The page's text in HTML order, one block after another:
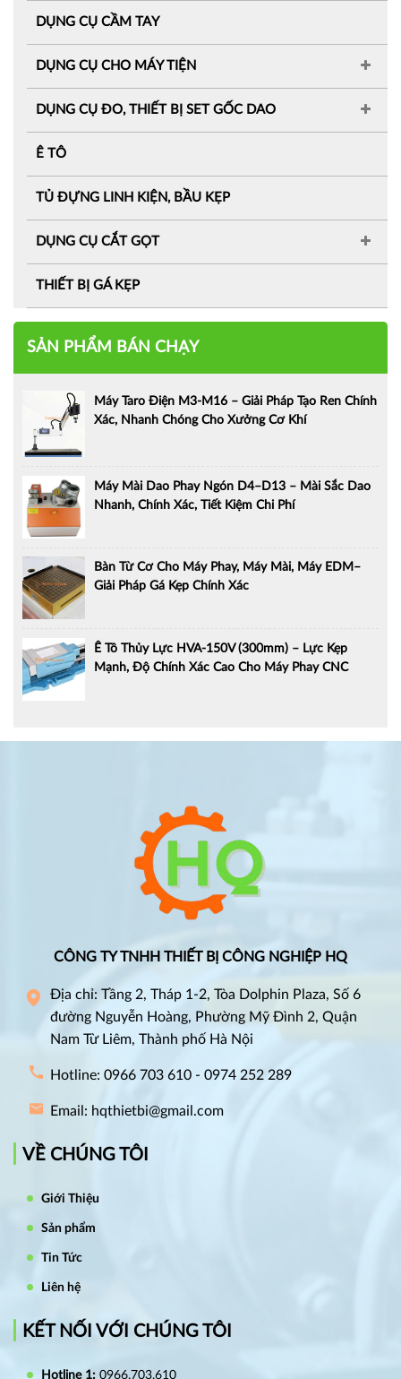
DỤNG CỤ CẦM TAY
DỤNG CỤ CHO MÁY TIỆN
DỤNG CỤ ĐO, THIẾT BỊ SET GỐC DAO
Ê TÔ
TỦ ĐỰNG LINH KIỆN, BẦU KẸP
DỤNG CỤ CẮT GỌT
THIẾT BỊ GÁ KẸP
SẢN PHẨM BÁN CHẠY
Máy Taro Điện M3-M16 – Giải Pháp Tạo Ren Chính
Xác, Nhanh Chóng Cho Xưởng Cơ Khí
Máy Mài Dao Phay Ngón D4–D13 – Mài Sắc Dao
Nhanh, Chính Xác, Tiết Kiệm Chi Phí
Bàn Từ Cơ Cho Máy Phay, Máy Mài, Máy EDM–
Giải Pháp Gá Kẹp Chính Xác
Ê Tô Thủy Lực HVA-150V (300mm) – Lực Kẹp
Mạnh, Độ Chính Xác Cao Cho Máy Phay CNC
CÔNG TY TNHH THIẾT BỊ CÔNG NGHIỆP HQ
Địa chỉ: Tầng 2, Tháp 1-2, Tòa Dolphin Plaza, Số 6
đường Nguyễn Hoàng, Phường Mỹ Đình 2, Quận
Nam Từ Liêm, Thành phố Hà Nội
Hotline: 0966 703 610 - 0974 252 289
Email: hqthietbi@gmail.com
VỀ CHÚNG TÔI
Giới Thiệu
Sản phẩm
Tin Tức
Liên hệ
KẾT NỐI VỚI CHÚNG TÔI
Hotline 1: 0966.703.610